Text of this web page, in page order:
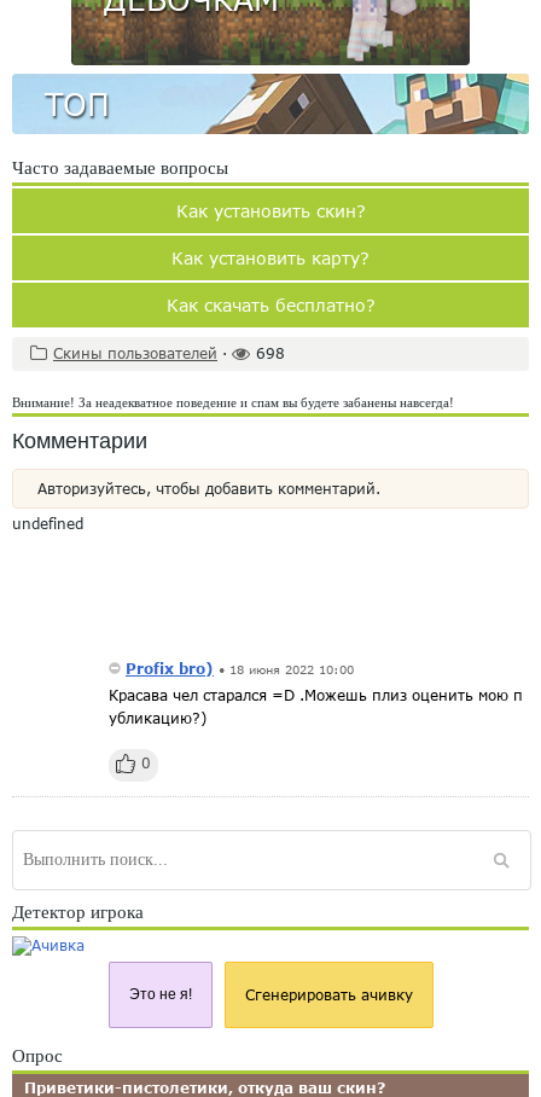
ТОП
Часто задаваемые вопросы
Как установить скин?
Как установить карту?
Как скачать бесплатно?
Скины пользователей · 698
Внимание! За неадекватное поведение и спам вы будете забанены навсегда!
Комментарии
Авторизуйтесь, чтобы добавить комментарий.
undefined
Profix bro) • 18 июня 2022 10:00
Красава чел старался =D .Можешь плиз оценить мою п
убликацию?)
0
Детектор игрока
Это не я! Сгенерировать ачивку
Опрос
Приветики-пистолетики, откуда ваш скин?